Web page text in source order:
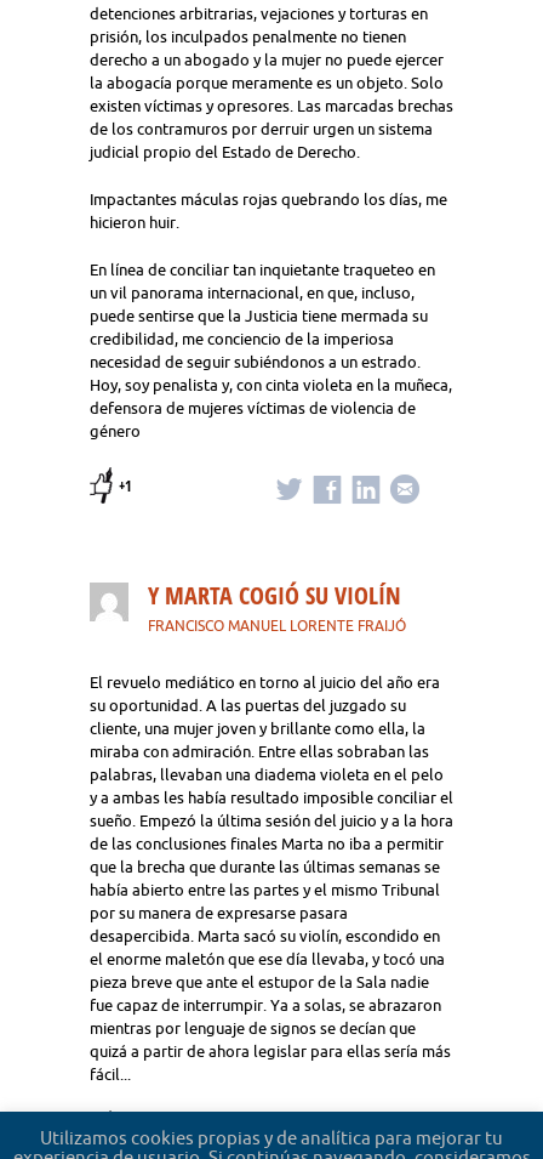
detenciones arbitrarias, vejaciones y torturas en
prisión, los inculpados penalmente no tienen
derecho a un abogado y la mujer no puede ejercer
la abogacía porque meramente es un objeto. Solo
existen víctimas y opresores. Las marcadas brechas
de los contramuros por derruir urgen un sistema
judicial propio del Estado de Derecho.
Impactantes máculas rojas quebrando los días, me
hicieron huir.
En línea de conciliar tan inquietante traqueteo en
un vil panorama internacional, en que, incluso,
puede sentirse que la Justicia tiene mermada su
credibilidad, me conciencio de la imperiosa
necesidad de seguir subiéndonos a un estrado.
Hoy, soy penalista y, con cinta violeta en la muñeca,
defensora de mujeres víctimas de violencia de
género
+1
Y MARTA COGIÓ SU VIOLÍN
FRANCISCO MANUEL LORENTE FRAIJÓ
El revuelo mediático en torno al juicio del año era
su oportunidad. A las puertas del juzgado su
cliente, una mujer joven y brillante como ella, la
miraba con admiración. Entre ellas sobraban las
palabras, llevaban una diadema violeta en el pelo
y a ambas les había resultado imposible conciliar el
sueño. Empezó la última sesión del juicio y a la hora
de las conclusiones finales Marta no iba a permitir
que la brecha que durante las últimas semanas se
había abierto entre las partes y el mismo Tribunal
por su manera de expresarse pasara
desapercibida. Marta sacó su violín, escondido en
el enorme maletón que ese día llevaba, y tocó una
pieza breve que ante el estupor de la Sala nadie
fue capaz de interrumpir. Ya a solas, se abrazaron
mientras por lenguaje de signos se decían que
quizá a partir de ahora legislar para ellas sería más
fácil...
Utilizamos cookies propias y de analítica para mejorar tu